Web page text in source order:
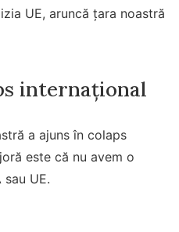
UE, aruncă țara noastră
internațional
a ajuns în colaps
este că nu avem o
UE.